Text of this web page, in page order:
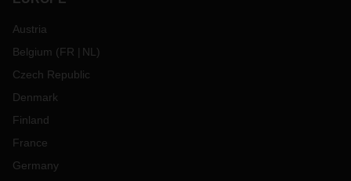
Austria
Belgium (FR NL )
Czech Republic
Denmark
Finland
France
Germany